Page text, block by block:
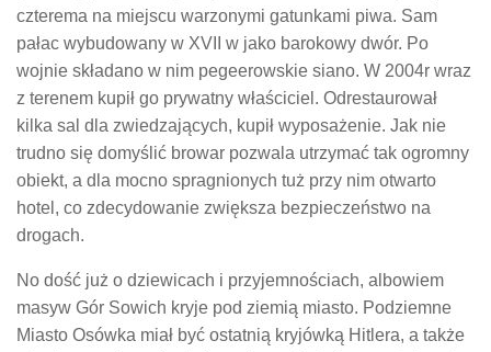
czterema na miejscu warzonymi gatunkami piwa. Sam
pałac wybudowany w XVII w jako barokowy dwór. Po
wojnie składano w nim pegeerowskie siano. W 2004r wraz
z terenem kupił go prywatny właściciel. Odrestaurował
kilka sal dla zwiedzających, kupił wyposażenie. Jak nie
trudno się domyślić browar pozwala utrzymać tak ogromny
obiekt, a dla mocno spragnionych tuż przy nim otwarto
hotel, co zdecydowanie zwiększa bezpieczeństwo na
drogach.
No dość już o dziewicach i przyjemnościach, albowiem
masyw Gór Sowich kryje pod ziemią miasto. Podziemne
Miasto Osówka miał być ostatnią kryjówką Hitlera, a także